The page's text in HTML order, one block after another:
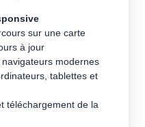
sur une carte
à jour
modernes
tablettes et
téléchargement de la